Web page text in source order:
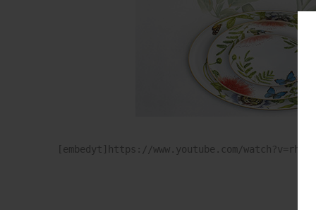
[embedyt]https://www.youtube.com/